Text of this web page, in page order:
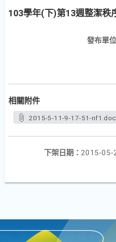
103學年(下)第13週整潔秩
發布單位
相關附件
2015-5-11-9-17-51-nf1.doc
下架日期： 2015-05-